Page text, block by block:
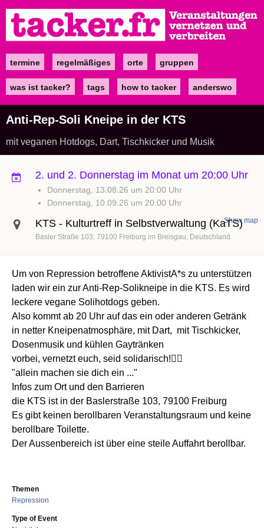
zum
Inhalt
Maintermine regelmäßiges orte gruppen
was ist tacker? tags how to tacker anderswo
Anti-Rep-Soli Kneipe in der KTS
mit veganen Hotdogs, Dart, Tischkicker und Musik
2. und 2. Donnerstag im Monat um 20:00 Uhr
Donnerstag, 13.08.26 um 20:00 Uhr
Donnerstag, 10.09.26 um 20:00 Uhr
KTS - Kulturtreff in Selbstverwaltung (KaTS)
Basler Straße 103 79100 Freiburg im Breisgau Deutschland
Show map
Um von Repression betroffene AktivistA*s zu unterstützen
laden wir ein zur Anti-Rep-Solikneipe in die KTS. Es wird
leckere vegane Solihotdogs geben.
Also kommt ab 20 Uhr auf das ein oder anderen Getränk
in netter Kneipenatmosphäre, mit Dart, mit Tischkicker,
Dosenmusik und kühlen Gaytränken
vorbei, vernetzt euch, seid solidarisch!❤️‍🔥
"allein machen sie dich ein ..."
Infos zum Ort und den Barrieren
die KTS ist in der Baslerstraße 103, 79100 Freiburg
Es gibt keinen berollbaren Veranstaltungsraum und keine
berollbare Toilette.
Der Aussenbereich ist über eine steile Auffahrt berollbar.
Themen
Repression
Type of Event